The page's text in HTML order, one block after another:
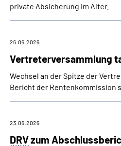
private Absicherung im Alter.
Vertreterversammlung
26.06.2026
Wechsel an der Spitze der
Bericht der Rentenkommission
DRVzum
23.06.2026